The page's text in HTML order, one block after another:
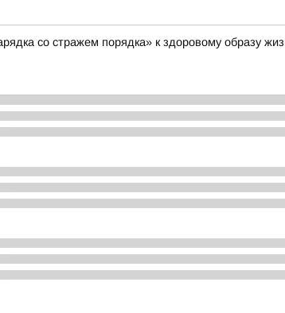
со стражем порядка» к здоровому образу